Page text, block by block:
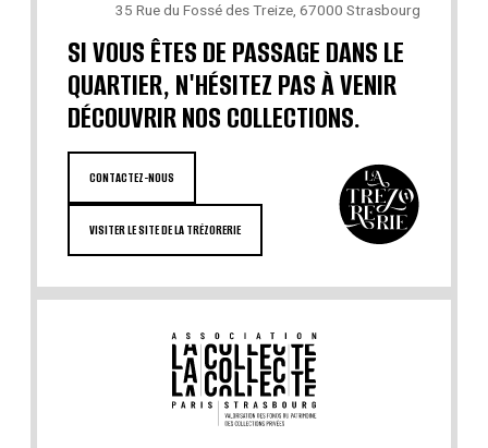
35 Rue du Fossé des Treize, 67000 Strasbourg
SI VOUS ÊTES DE PASSAGE DANS LE
QUARTIER, N'HÉSITEZ PAS À VENIR
DÉCOUVRIR NOS COLLECTIONS.
CONTACTEZ-NOUS
VISITER LE SITE DE LA TRÉZORERIE